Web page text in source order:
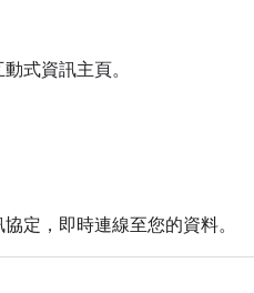
式資訊主頁。
定，即時連線至您的資料。